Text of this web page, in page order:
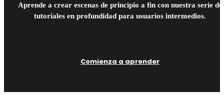
Aprende a crear escenas de principio a fin con nuestra serie de
tutoriales en profundidad para usuarios intermedios.
Comienza a aprender